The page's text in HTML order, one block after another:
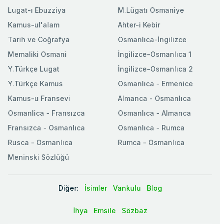
Lugat-ı Ebuzziya
M.Lügatı Osmaniye
Kamus-ul'alam
Tarih ve Coğrafya
Memaliki Osmani
Y.Türkçe Lugat
Y.Türkçe Kamus
Ahter-i Kebir
Osmanlıca-İngilizce
İngilizce-Osmanlıca 1
İngilizce-Osmanlıca 2
Osmanlıca - Ermenice
Kamus-u Fransevi
Osmanlica - Fransızca
Fransızca - Osmanlıca
Rusca - Osmanlıca
Meninski Sözlüğü
Almanca - Osmanlıca
Osmanlıca - Almanca
Osmanlıca - Rumca
Rumca - Osmanlıca
Diğer: İsimler Vankulu Blog
İhya Emsile Sözbaz